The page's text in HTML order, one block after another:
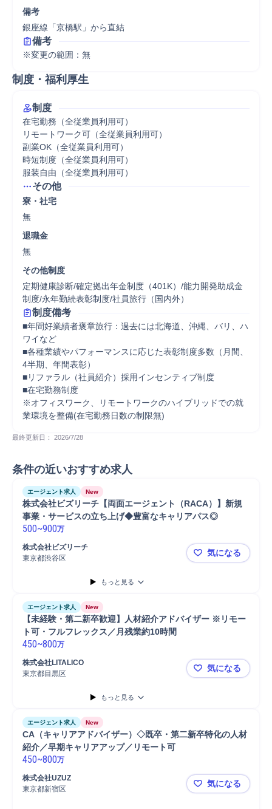
備考
銀座線「京橋駅」から直結
備考
※変更の範囲：無
制度・福利厚生
制度
在宅勤務（全従業員利用可）
リモートワーク可（全従業員利用可）
副業OK（全従業員利用可）
時短制度（全従業員利用可）
服装自由（全従業員利用可）
その他
寮・社宅
無
退職金
無
その他制度
定期健康診断/確定拠出年金制度（401K）/能力開発助成金
制度/永年勤続表彰制度/社員旅行（国内外）
制度備考
■年間好業績者褒章旅行：過去には北海道、沖縄、バリ、ハ
ワイなど
■各種業績やパフォーマンスに応じた表彰制度多数（月間、
4半期、年間表彰）
■リファラル（社員紹介）採用インセンティブ制度
■在宅勤務制度
※オフィスワーク、リモートワークのハイブリッドでの就
業環境を整備(在宅勤務日数の制限無)
最終更新日： 2026/7/28
条件の近いおすすめ求人
エージェント求人 New
株式会社ビズリーチ【両面エージェント（RACA）】新規
事業・サービスの立ち上げ◆豊富なキャリアパス◎
500~900万
株式会社ビズリーチ
東京都渋谷区
株式会社ビ
気になる
もっと見る
エージェント求人 New
【未経験・第二新卒歓迎】人材紹介アドバイザー ※リモー
450~800万
株式会社LITALICO
東京都目黒区
【未経験・
気になる
もっと見る
エージェント求人 New
CA（キャリアアドバイザー）◇既卒・第二新卒特化の人材
450~800万
株式会社UZUZ
東京都新宿区
CA（キャ
気になる